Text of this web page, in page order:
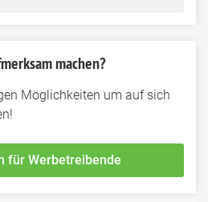
machen?
Möglichkeiten um auf sich
für Werbetreibende